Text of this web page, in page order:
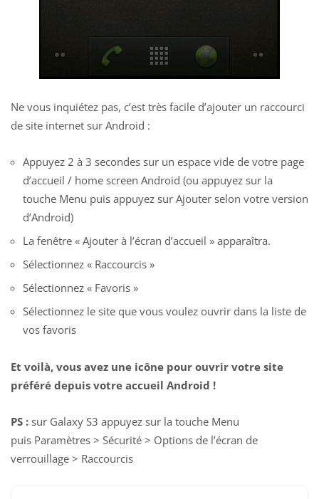
Ne vous inquiétez pas, c’est très facile d’ajouter un raccourci
de site internet sur Android :
Appuyez 2 à 3 secondes sur un espace vide de votre page
d’accueil / home screen Android (ou appuyez sur la
touche Menu puis appuyez sur Ajouter selon votre version
d’Android)
La fenêtre « Ajouter à l’écran d’accueil » apparaîtra.
Sélectionnez « Raccourcis »
Sélectionnez « Favoris »
Sélectionnez le site que vous voulez ouvrir dans la liste de
vos favoris
Et voilà, vous avez une icône pour ouvrir votre site
préféré depuis votre accueil Android !
PS : sur Galaxy S3 appuyez sur la touche Menu
puis Paramètres > Sécurité > Options de l’écran de
verrouillage > Raccourcis